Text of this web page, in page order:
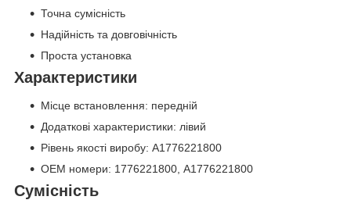
Точна сумісність
Надійність та довговічність
Проста установка
Характеристики
Місце встановлення: передній
Додаткові характеристики: лівий
Рівень якості виробу: A1776221800
OEM номери: 1776221800, A1776221800
Сумісність